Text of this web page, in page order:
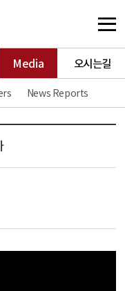
Media
News Reports
오시는길